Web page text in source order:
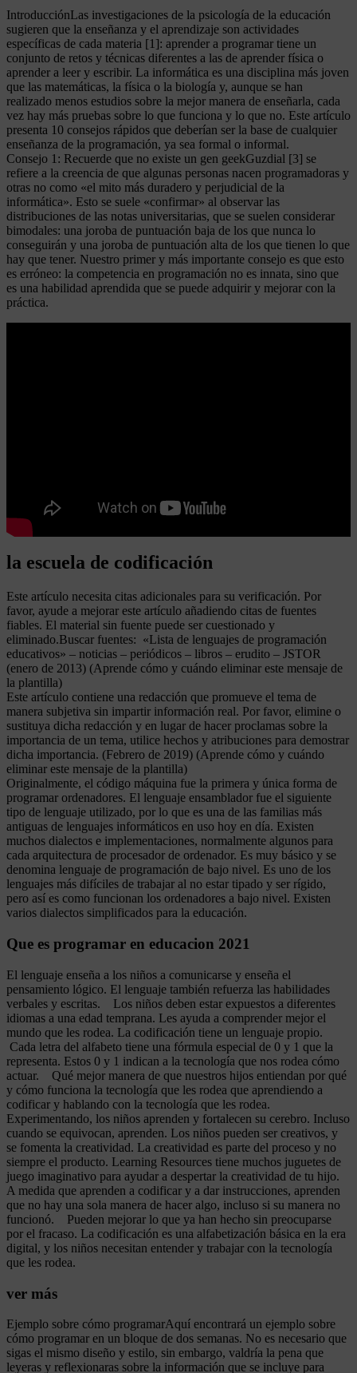
IntroducciónLas investigaciones de la psicología de la educación
sugieren que la enseñanza y el aprendizaje son actividades
específicas de cada materia [1]: aprender a programar tiene un
conjunto de retos y técnicas diferentes a las de aprender física o
aprender a leer y escribir. La informática es una disciplina más joven
que las matemáticas, la física o la biología y, aunque se han
realizado menos estudios sobre la mejor manera de enseñarla, cada
vez hay más pruebas sobre lo que funciona y lo que no. Este artículo
presenta 10 consejos rápidos que deberían ser la base de cualquier
enseñanza de la programación, ya sea formal o informal.
Consejo 1: Recuerde que no existe un gen geekGuzdial [3] se
refiere a la creencia de que algunas personas nacen programadoras y
otras no como «el mito más duradero y perjudicial de la
informática». Esto se suele «confirmar» al observar las
distribuciones de las notas universitarias, que se suelen considerar
bimodales: una joroba de puntuación baja de los que nunca lo
conseguirán y una joroba de puntuación alta de los que tienen lo que
hay que tener. Nuestro primer y más importante consejo es que esto
es erróneo: la competencia en programación no es innata, sino que
es una habilidad aprendida que se puede adquirir y mejorar con la
práctica.
la escuela de codificación
Este artículo necesita citas adicionales para su verificación. Por
favor, ayude a mejorar este artículo añadiendo citas de fuentes
fiables. El material sin fuente puede ser cuestionado y
eliminado.Buscar fuentes: «Lista de lenguajes de programación
educativos» – noticias – periódicos – libros – erudito – JSTOR
(enero de 2013) (Aprende cómo y cuándo eliminar este mensaje de
la plantilla)
Este artículo contiene una redacción que promueve el tema de
manera subjetiva sin impartir información real. Por favor, elimine o
sustituya dicha redacción y en lugar de hacer proclamas sobre la
importancia de un tema, utilice hechos y atribuciones para demostrar
dicha importancia. (Febrero de 2019) (Aprende cómo y cuándo
eliminar este mensaje de la plantilla)
Originalmente, el código máquina fue la primera y única forma de
programar ordenadores. El lenguaje ensamblador fue el siguiente
tipo de lenguaje utilizado, por lo que es una de las familias más
antiguas de lenguajes informáticos en uso hoy en día. Existen
muchos dialectos e implementaciones, normalmente algunos para
cada arquitectura de procesador de ordenador. Es muy básico y se
denomina lenguaje de programación de bajo nivel. Es uno de los
lenguajes más difíciles de trabajar al no estar tipado y ser rígido,
pero así es como funcionan los ordenadores a bajo nivel. Existen
varios dialectos simplificados para la educación.
Que es programar en educacion 2021
El lenguaje enseña a los niños a comunicarse y enseña el
pensamiento lógico. El lenguaje también refuerza las habilidades
verbales y escritas. Los niños deben estar expuestos a diferentes
idiomas a una edad temprana. Les ayuda a comprender mejor el
mundo que les rodea. La codificación tiene un lenguaje propio.
Cada letra del alfabeto tiene una fórmula especial de 0 y 1 que la
representa. Estos 0 y 1 indican a la tecnología que nos rodea cómo
actuar. Qué mejor manera de que nuestros hijos entiendan por qué
y cómo funciona la tecnología que les rodea que aprendiendo a
codificar y hablando con la tecnología que les rodea.
Experimentando, los niños aprenden y fortalecen su cerebro. Incluso
cuando se equivocan, aprenden. Los niños pueden ser creativos, y
se fomenta la creatividad. La creatividad es parte del proceso y no
siempre el producto. Learning Resources tiene muchos juguetes de
juego imaginativo para ayudar a despertar la creatividad de tu hijo.
A medida que aprenden a codificar y a dar instrucciones, aprenden
que no hay una sola manera de hacer algo, incluso si su manera no
funcionó. Pueden mejorar lo que ya han hecho sin preocuparse
por el fracaso. La codificación es una alfabetización básica en la era
digital, y los niños necesitan entender y trabajar con la tecnología
que les rodea.
ver más
Ejemplo sobre cómo programarAquí encontrará un ejemplo sobre
cómo programar en un bloque de dos semanas. No es necesario que
sigas el mismo diseño y estilo, sin embargo, valdría la pena que
leyeras y reflexionaras sobre la información que se incluye para